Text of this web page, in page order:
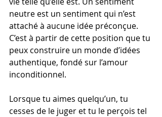
neutre est un sentiment qui n’est
attaché à aucune idée préconçue.
C’est à partir de cette position que tu
peux construire un monde d’idées
authentique, fondé sur l’amour
inconditionnel.
Lorsque tu aimes quelqu’un, tu
cesses de le juger et tu le perçois tel